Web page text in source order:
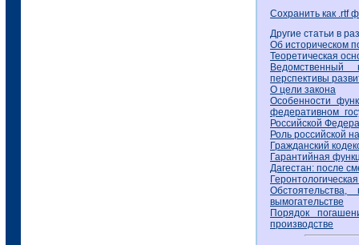
Сохранить как .rtf
Другие статьи в
Об историческом
Теоретическая
Ведомственный
перспективы
О цели закона
Особенности
федеративном
Российской
Роль российской
Гражданский
Гарантийная
Дагестан: после
вымогательстве
Порядок
производстве